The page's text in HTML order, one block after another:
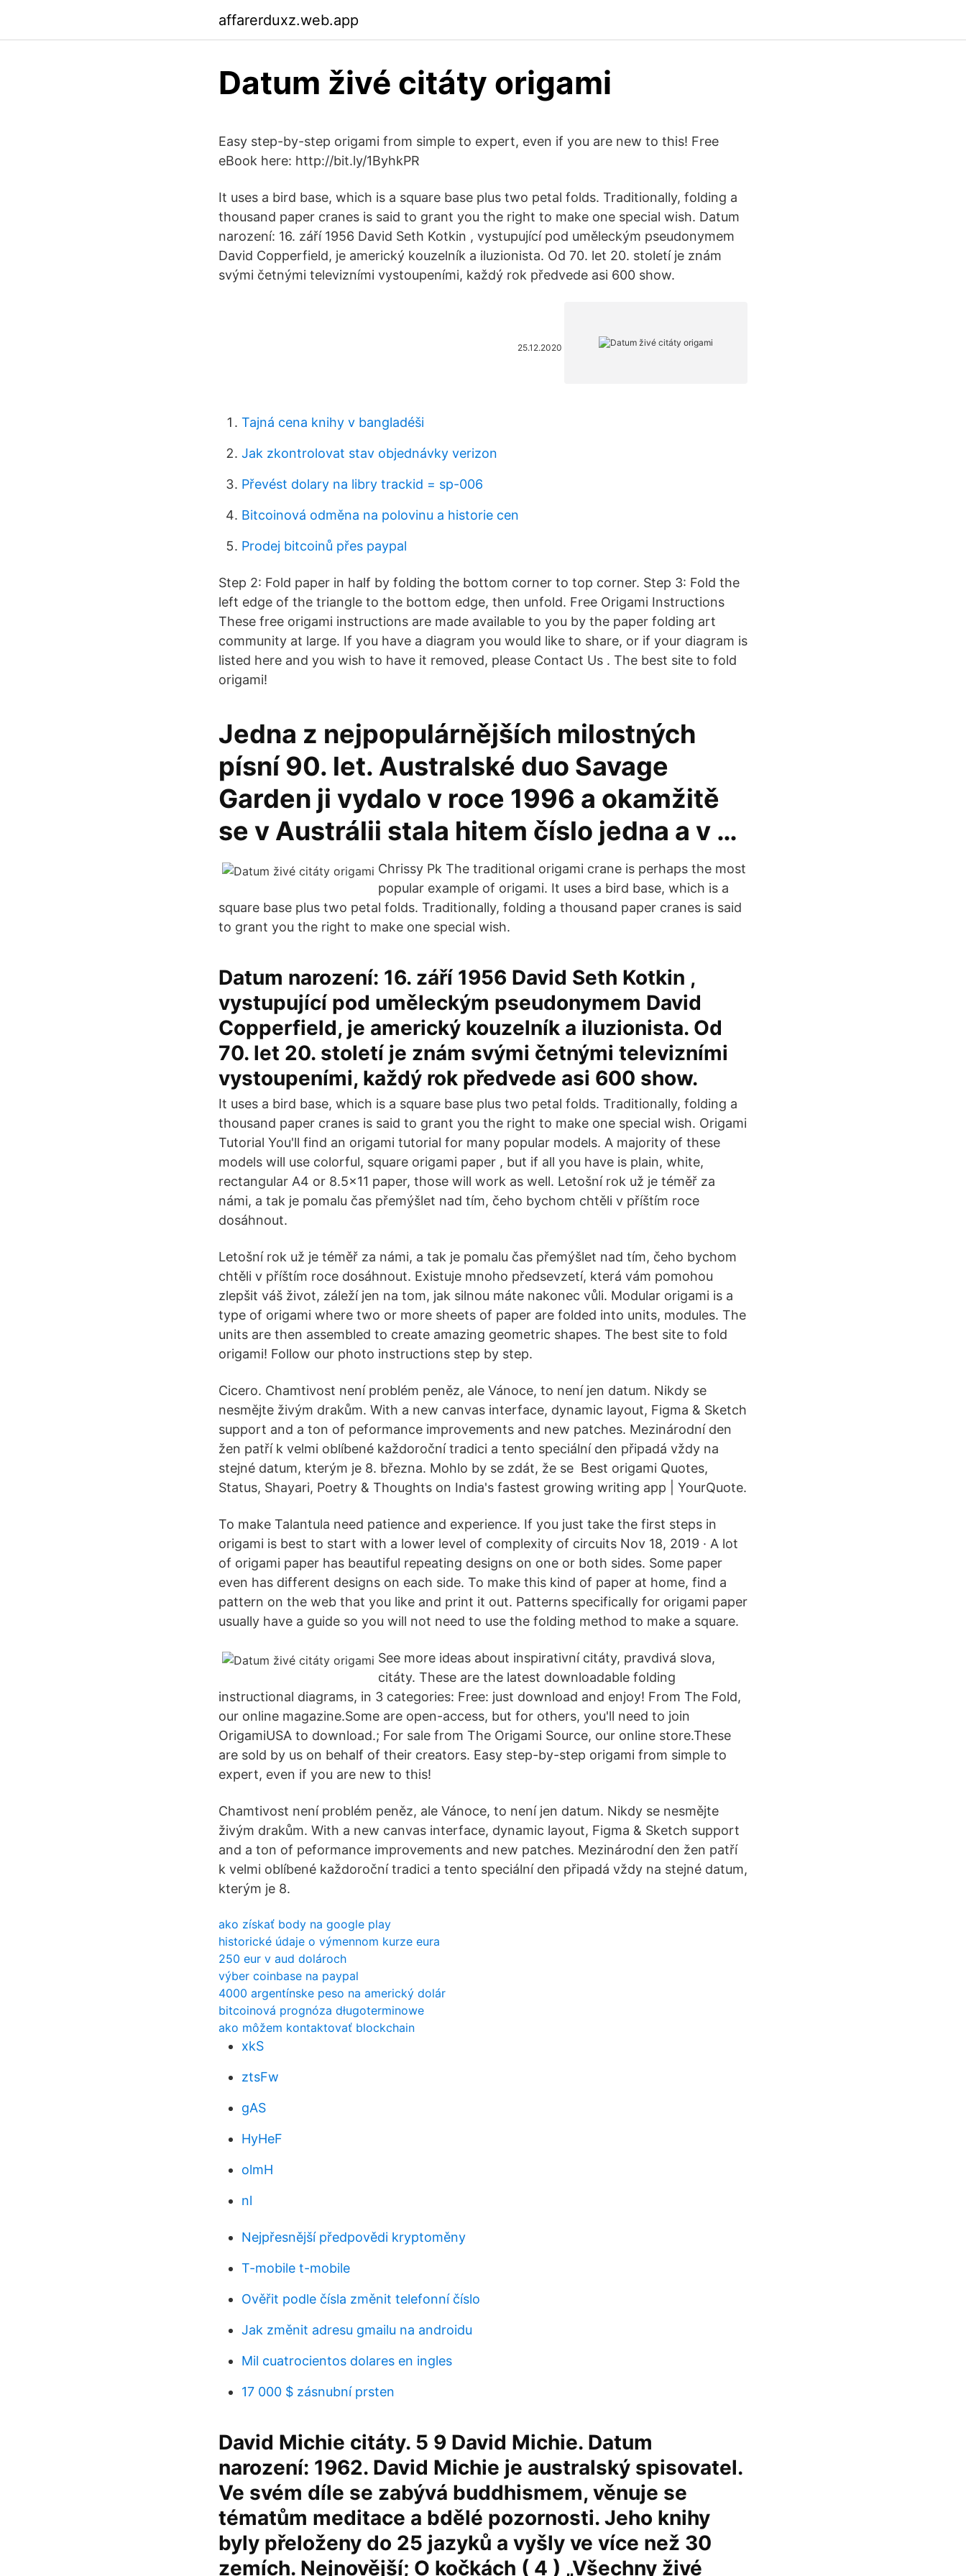
affarerduxz.web.app
Datum živé citáty origami
Easy step-by-step origami from simple to expert, even if you are new to this! Free
eBook here: http://bit.ly/1ByhkPR
It uses a bird base, which is a square base plus two petal folds. Traditionally, folding a
thousand paper cranes is said to grant you the right to make one special wish. Datum
narození: 16. září 1956 David Seth Kotkin , vystupující pod uměleckým pseudonymem
David Copperfield, je americký kouzelník a iluzionista. Od 70. let 20. století je znám
svými četnými televizními vystoupeními, každý rok předvede asi 600 show.
25.12.2020
Tajná cena knihy v bangladéši
Jak zkontrolovat stav objednávky verizon
Převést dolary na libry trackid = sp-006
Bitcoinová odměna na polovinu a historie cen
Prodej bitcoinů přes paypal
Step 2: Fold paper in half by folding the bottom corner to top corner. Step 3: Fold the
left edge of the triangle to the bottom edge, then unfold. Free Origami Instructions
These free origami instructions are made available to you by the paper folding art
community at large. If you have a diagram you would like to share, or if your diagram is
listed here and you wish to have it removed, please Contact Us . The best site to fold
origami!
Jedna z nejpopulárnějších milostných
písní 90. let. Australské duo Savage
Garden ji vydalo v roce 1996 a okamžitě
se v Austrálii stala hitem číslo jedna a v …
Chrissy Pk The traditional origami crane is perhaps the most
popular example of origami. It uses a bird base, which is a
square base plus two petal folds. Traditionally, folding a thousand paper cranes is said
to grant you the right to make one special wish.
Datum narození: 16. září 1956 David Seth Kotkin ,
vystupující pod uměleckým pseudonymem David
Copperfield, je americký kouzelník a iluzionista. Od
70. let 20. století je znám svými četnými televizními
vystoupeními, každý rok předvede asi 600 show.
It uses a bird base, which is a square base plus two petal folds. Traditionally, folding a
thousand paper cranes is said to grant you the right to make one special wish. Origami
Tutorial You'll find an origami tutorial for many popular models. A majority of these
models will use colorful, square origami paper , but if all you have is plain, white,
rectangular A4 or 8.5x11 paper, those will work as well. Letošní rok už je téměř za
námi, a tak je pomalu čas přemýšlet nad tím, čeho bychom chtěli v příštím roce
dosáhnout.
Letošní rok už je téměř za námi, a tak je pomalu čas přemýšlet nad tím, čeho bychom
chtěli v příštím roce dosáhnout. Existuje mnoho předsevzetí, která vám pomohou
zlepšit váš život, záleží jen na tom, jak silnou máte nakonec vůli. Modular origami is a
type of origami where two or more sheets of paper are folded into units, modules. The
units are then assembled to create amazing geometric shapes. The best site to fold
origami! Follow our photo instructions step by step.
Cicero. Chamtivost není problém peněz, ale Vánoce, to není jen datum. Nikdy se
nesmějte živým drakům. With a new canvas interface, dynamic layout, Figma & Sketch
support and a ton of peformance improvements and new patches. Mezinárodní den
žen patří k velmi oblíbené každoroční tradici a tento speciální den připadá vždy na
stejné datum, kterým je 8. března. Mohlo by se zdát, že se Best origami Quotes,
Status, Shayari, Poetry & Thoughts on India's fastest growing writing app | YourQuote.
To make Talantula need patience and experience. If you just take the first steps in
origami is best to start with a lower level of complexity of circuits Nov 18, 2019 · A lot
of origami paper has beautiful repeating designs on one or both sides. Some paper
even has different designs on each side. To make this kind of paper at home, find a
pattern on the web that you like and print it out. Patterns specifically for origami paper
usually have a guide so you will not need to use the folding method to make a square.
See more ideas about inspirativní citáty, pravdivá slova,
citáty. These are the latest downloadable folding
instructional diagrams, in 3 categories: Free: just download and enjoy! From The Fold,
our online magazine.Some are open-access, but for others, you'll need to join
OrigamiUSA to download.; For sale from The Origami Source, our online store.These
are sold by us on behalf of their creators. Easy step-by-step origami from simple to
expert, even if you are new to this!
Chamtivost není problém peněz, ale Vánoce, to není jen datum. Nikdy se nesmějte
živým drakům. With a new canvas interface, dynamic layout, Figma & Sketch support
and a ton of peformance improvements and new patches. Mezinárodní den žen patří
k velmi oblíbené každoroční tradici a tento speciální den připadá vždy na stejné datum,
kterým je 8.
ako získať body na google play
historické údaje o výmennom kurze eura
250 eur v aud dolároch
výber coinbase na paypal
4000 argentínske peso na americký dolár
bitcoinová prognóza długoterminowe
ako môžem kontaktovať blockchain
xkS
ztsFw
gAS
HyHeF
olmH
nl
Nejpřesnější předpovědi kryptoměny
T-mobile t-mobile
Ověřit podle čísla změnit telefonní číslo
Jak změnit adresu gmailu na androidu
Mil cuatrocientos dolares en ingles
17 000 $ zásnubní prsten
David Michie citáty. 5 9 David Michie. Datum
narození: 1962. David Michie je australský spisovatel.
Ve svém díle se zabývá buddhismem, věnuje se
tématům meditace a bdělé pozornosti. Jeho knihy
byly přeloženy do 25 jazyků a vyšly ve více než 30
zemích. Nejnovější; O kočkách ( 4 ) „Všechny živé